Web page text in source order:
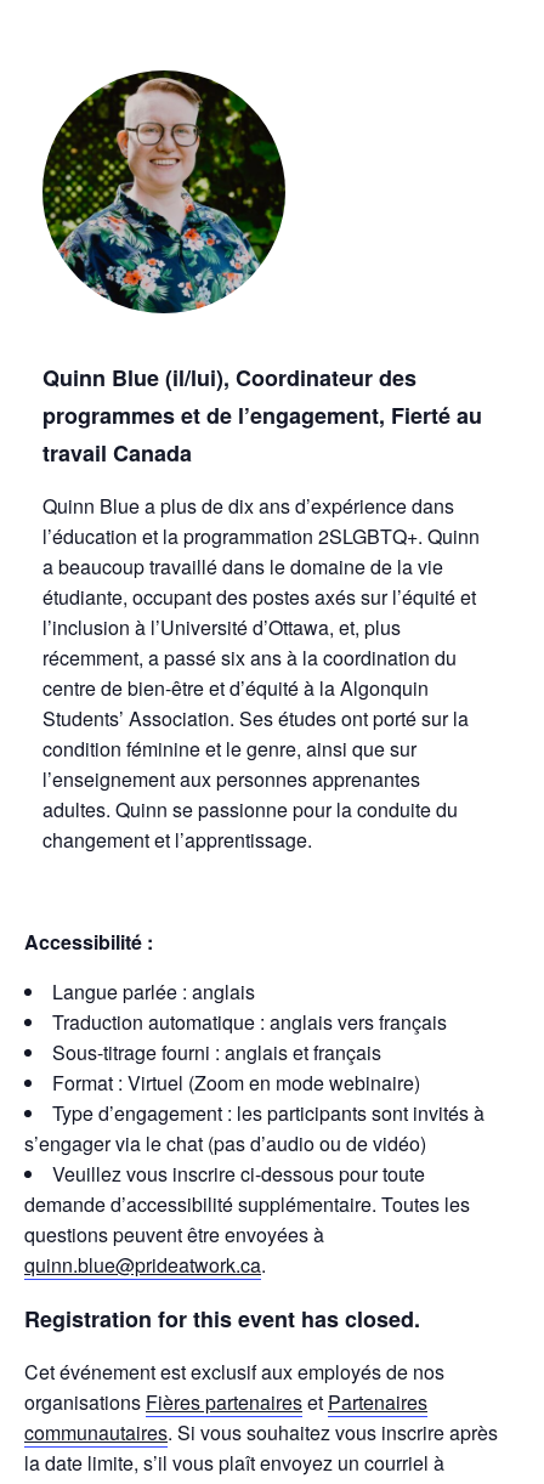
Quinn Blue (il/lui), Coordinateur des
programmes et de l’engagement, Fierté au
travail Canada
Quinn Blue a plus de dix ans d’expérience dans
l’éducation et la programmation 2SLGBTQ+. Quinn
a beaucoup travaillé dans le domaine de la vie
étudiante, occupant des postes axés sur l’équité et
l’inclusion à l’Université d’Ottawa, et, plus
récemment, a passé six ans à la coordination du
centre de bien-être et d’équité à la Algonquin
Students’ Association. Ses études ont porté sur la
condition féminine et le genre, ainsi que sur
l’enseignement aux personnes apprenantes
adultes. Quinn se passionne pour la conduite du
changement et l’apprentissage.
Accessibilité :
Langue parlée : anglais
Traduction automatique : anglais vers français
Sous-titrage fourni : anglais et français
Format : Virtuel (Zoom en mode webinaire)
Type d’engagement : les participants sont invités à
s’engager via le chat (pas d’audio ou de vidéo)
Veuillez vous inscrire ci-dessous pour toute
demande d’accessibilité supplémentaire. Toutes les
questions peuvent être envoyées à
quinn.blue@prideatwork.ca.
Registration for this event has closed.
Cet événement est exclusif aux employés de nos
organisations Fières partenaireset Partenaires
communautaires. Si vous souhaitez vous inscrire après
la date limite, s’il vous plaît envoyez un courriel à